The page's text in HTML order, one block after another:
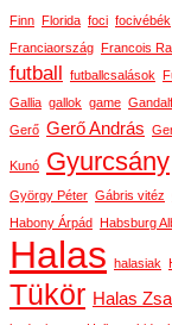
Finn Florida foci focivébék
Franciaország
Francois
futball futballcsalások
Gallia gallok game Gandalf
Gerő Gerő András
Kunó Gyurcsány
György Péter Gábris vitéz
Habony Árpád
Habsburg
Halas halasiak
Tükör Halas